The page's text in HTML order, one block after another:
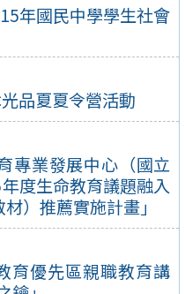
年國民中學學生社會
品夏夏令營活動
專業發展中心（國立
度生命教育議題融入
）推薦實施計畫」
育優先區親職教育講